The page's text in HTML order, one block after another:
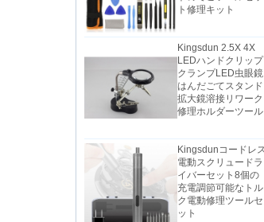
LEDハンドクリップ
クランプLED虫眼鏡
はんだごてスタンド
拡大鏡溶接リワーク
修理ホルダーツール
電動スクリュードラ
イバーセット8個の
充電調節可能なトル
ク電動修理ツールセ
ット